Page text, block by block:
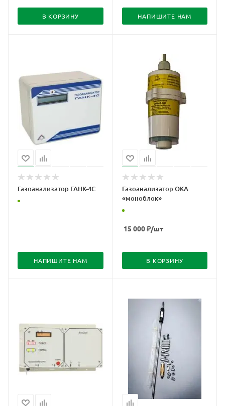
В КОРЗИНУ НАПИШИТЕ НАМ
Газоанализатор ГАНК-4С
НАПИШИТЕ НАМ
Газоанализатор ОКА
«моноблок»
15 000₽/шт
В КОРЗИНУ